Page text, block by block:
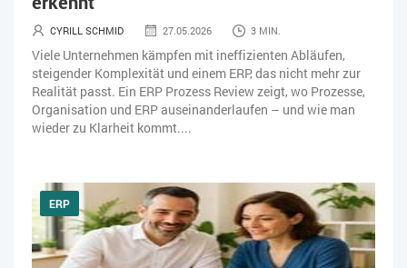
CYRILL SCHMID 27.05.2026 3 MIN.
Viele Unternehmen kämpfen mit ineffizienten Abläufen,
steigender Komplexität und einem ERP, das nicht mehr zur
Realität passt. Ein ERP Prozess Review zeigt, wo Prozesse,
Organisation und ERP auseinanderlaufen – und wie man
wieder zu Klarheit kommt....
ERP